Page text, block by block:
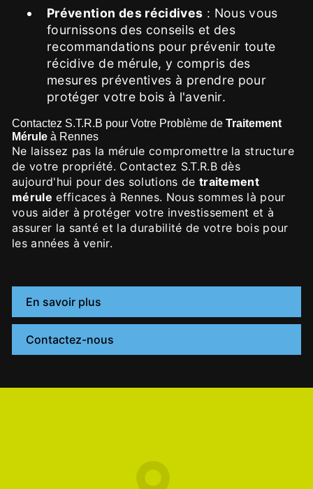
Prévention des récidives : Nous vous
fournissons des conseils et des
recommandations pour prévenir toute
récidive de mérule, y compris des
mesures préventives à prendre pour
protéger votre bois à l'avenir.
Contactez S.T.R.B pour Votre Problème de Traitement
Mérule à Rennes
Ne laissez pas la mérule compromettre la structure
de votre propriété. Contactez S.T.R.B dès
aujourd'hui pour des solutions de traitement
mérule efficaces à Rennes. Nous sommes là pour
vous aider à protéger votre investissement et à
assurer la santé et la durabilité de votre bois pour
les années à venir.
En savoir plus
Contactez-nous